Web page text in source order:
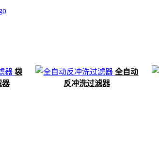
袋
器
全自动
反冲洗过滤器